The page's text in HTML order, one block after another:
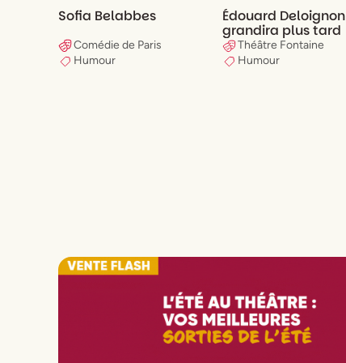
Sofia Belabbes
Comédie de Paris
Humour
Édouard Deloignon
grandira plus tard
Théâtre Fontaine
Humour